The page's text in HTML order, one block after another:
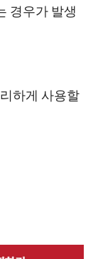
경우가 발생
하게 사용할